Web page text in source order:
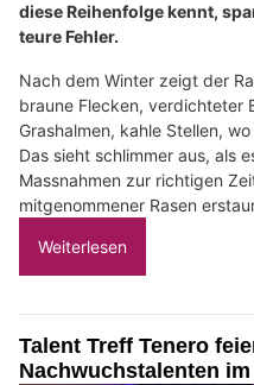
diese Reihenfolge kennt,
teure Fehler.
Nach dem Winter zeigt der
braune Flecken, verdichteter
Grashalmen, kahle Stellen,
Das sieht schlimmer aus, als
Massnahmen zur richtigen
mitgenommener Rasen
Weiterlesen
Talent Treff Tenero
Nachwuchstalenten im